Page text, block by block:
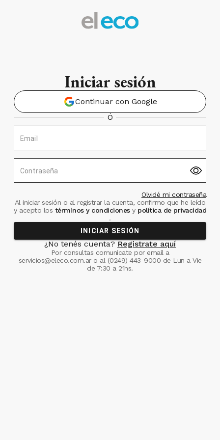
Iniciar sesión
Continuar con Google
Ó
Email
Contraseña
Olvidé mi contraseña
Al iniciar sesión o al registrar la cuenta, confirmo que he leído
y acepto los términos y condiciones ypolítica de privacidad
.
INICIAR SESIÓN
¿No tenés cuenta? Registrate aquí
Por consultas comunicate por email a
servicios@eleco.com.aro al (0249) 443-9000 de Lun a Vie
de 7:30 a 21hs.